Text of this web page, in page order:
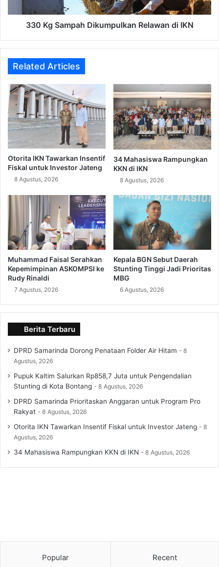
330 Kg Sampah Dikumpulkan Relawan di IKN
Related Articles
Otorita IKN Tawarkan Insentif
Fiskal untuk Investor Jateng
8 Agustus, 2026
34 Mahasiswa Rampungkan
KKN di IKN
8 Agustus, 2026
Muhammad Faisal Serahkan
Kepemimpinan ASKOMPSI ke
Rudy Rinaldi
7 Agustus, 2026
Kepala BGN Sebut Daerah
Stunting Tinggi Jadi Prioritas
MBG
6 Agustus, 2026
Berita Terbaru
DPRD Samarinda Dorong Penataan Folder Air Hitam
8
Agustus, 2026
Pupuk Kaltim Salurkan Rp858,7 Juta untuk Pengendalian
Stunting di Kota Bontang
8 Agustus, 2026
DPRD Samarinda Prioritaskan Anggaran untuk Program Pro
Rakyat
8 Agustus, 2026
Otorita IKN Tawarkan Insentif Fiskal untuk Investor Jateng
8
Agustus, 2026
34 Mahasiswa Rampungkan KKN di IKN 8 Agustus, 2026
Popular Recent